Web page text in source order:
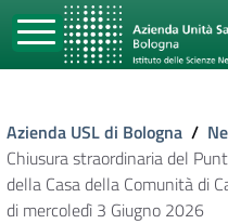
Azienda USL di Bologna /
Chiusura straordinaria del
della Casa della Comunità di
di mercoledì 3 Giugno 2026